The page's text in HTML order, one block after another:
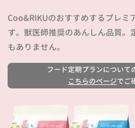
Coo&RIKUのおすすめするプレミ
す。獣医師推奨のあんしん品質
もありません。
フード定期プランについて
こちらのページでご